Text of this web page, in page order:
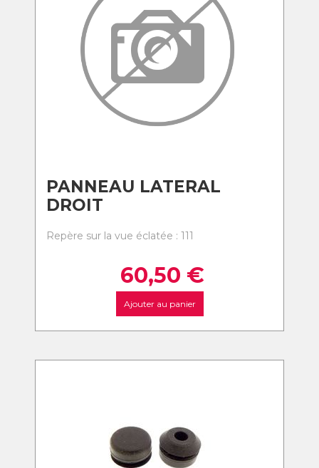
PANNEAU LATERAL
DROIT
Repère sur la vue éclatée : 111
60,50 €
Ajouter au panier